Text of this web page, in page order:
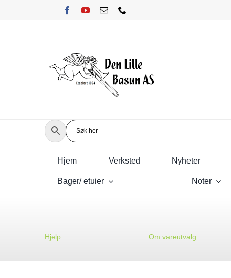
to
Hjem Verksted Nyheter
Bager/ etuier Noter
Hjelp Om vareutvalg